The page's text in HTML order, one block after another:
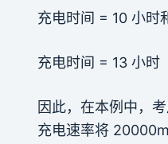
充电时间 = 10 小时
充电时间 = 13 小时
因此，在本例中，
充电速率将